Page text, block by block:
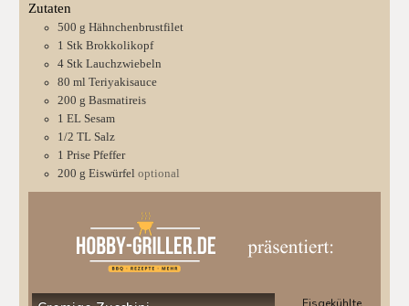
Zutaten
500 g Hähnchenbrustfilet
1 Stk Brokkolikopf
4 Stk Lauchzwiebeln
80 ml Teriyakisauce
200 g Basmatireis
1 EL Sesam
1/2 TL Salz
1 Prise Pfeffer
200 g Eiswürfel optional